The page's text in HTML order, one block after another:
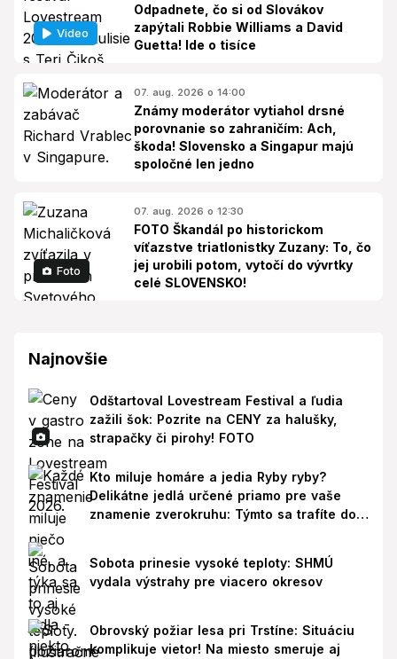
Video
Odpadnete, čo si od Slovákov
zapýtali Robbie Williams a David
Guetta! Ide o tisíce
07. aug. 2026 o 14:00
Známy moderátor vytiahol drsné
porovnanie so zahraničím: Ach,
škoda! Slovensko a Singapur majú
spoločné len jedno
Foto
07. aug. 2026 o 12:30
FOTO Škandál po historickom
víťazstve triatlonistky Zuzany: To, čo
jej urobili potom, vytočí do vývrtky
celé SLOVENSKO!
Najnovšie
Odštartoval Lovestream Festival a ľudia
zažili šok: Pozrite na CENY za halušky,
strapačky či pirohy! FOTO
Kto miluje homáre a jedia Ryby ryby?
Delikátne jedlá určené priamo pre vaše
znamenie zverokruhu: Týmto sa trafíte do
Sobota prinesie vysoké teploty: SHMÚ
vydala výstrahy pre viacero okresov
Obrovský požiar lesa pri Trstíne: Situáciu
komplikuje vietor! Na miesto smeruje aj